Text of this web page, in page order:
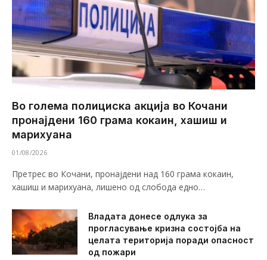
Во голема полициска акција во Кочани
пронајдени 160 грама кокаин, хашиш и
марихуана
01/08/2026
Претрес во Кочани, пронајдени над 160 грама кокаин,
хашиш и марихуана, лишено од слобода едно…
Владата донесе одлука за
прогласување кризна состојба на
целата територија поради опасност
од пожари